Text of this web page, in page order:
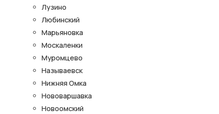
Лузино
Любинский
Марьяновка
Москаленки
Муромцево
Называевск
Нижняя Омка
Нововаршавка
Новоомский